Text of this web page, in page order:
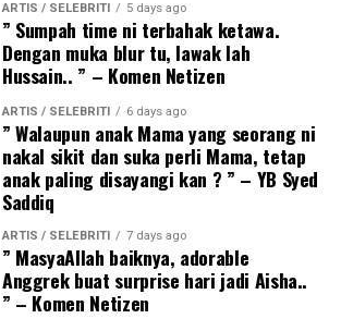
ARTIS / SELEBRITI 5 days ago
” Sumpah time ni terbahak ketawa.
Dengan muka blur tu, lawak lah
Hussain.. ” – Komen Netizen
ARTIS / SELEBRITI 6 days ago
” Walaupun anak Mama yang seorang ni
nakal sikit dan suka perli Mama, tetap
anak paling disayangi kan ? ” – YB Syed
Saddiq
ARTIS / SELEBRITI 7 days ago
” MasyaAllah baiknya, adorable
Anggrek buat surprise hari jadi Aisha..
” – Komen Netizen